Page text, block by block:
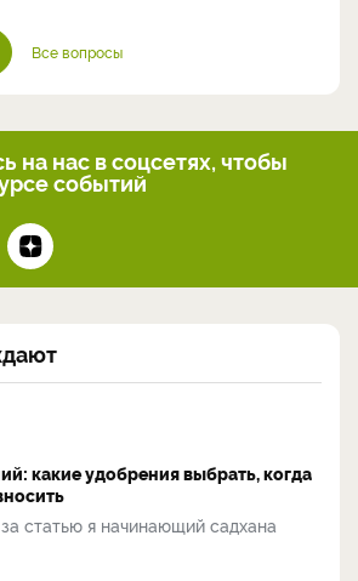
Все вопросы
на нас в соцсетях, чтобы
событий
какие удобрения выбрать, когда
статью я начинающий садхана